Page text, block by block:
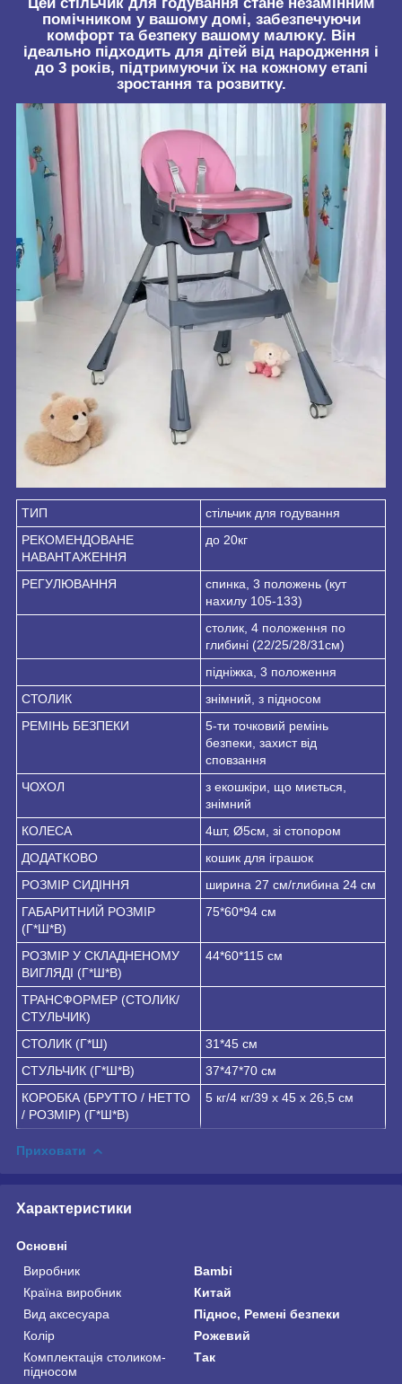
Цей стільчик для годування стане незамінним
помічником у вашому домі, забезпечуючи
комфорт та безпеку вашому малюку. Він
ідеально підходить для дітей від народження і
до 3 років, підтримуючи їх на кожному етапі
зростання та розвитку.
ТИП
стільчик для годування
РЕКОМЕНДОВАНЕ
НАВАНТАЖЕННЯ
до 20кг
РЕГУЛЮВАННЯ
спинка, 3 положень (кут
нахилу 105-133)
столик, 4 положення по
глибині (22/25/28/31см)
підніжка, 3 положення
СТОЛИК
знімний, з підносом
РЕМІНЬ БЕЗПЕКИ
5-ти точковий ремінь
безпеки, захист від
сповзання
ЧОХОЛ
з екошкіри, що миється,
знімний
КОЛЕСА
4шт, Ø5см, зі стопором
ДОДАТКОВО
кошик для іграшок
РОЗМІР СИДІННЯ
ширина 27 см/глибина 24 см
ГАБАРИТНИЙ РОЗМІР
(Г*Ш*В)
75*60*94 см
РОЗМІР У СКЛАДНЕНОМУ
ВИГЛЯДІ (Г*Ш*В)
44*60*115 см
ТРАНСФОРМЕР (СТОЛИК/
СТУЛЬЧИК)
СТОЛИК (Г*Ш)
31*45 см
СТУЛЬЧИК (Г*Ш*В)
37*47*70 см
КОРОБКА (БРУТТО / НЕТТО
/ РОЗМІР) (Г*Ш*В)
5 кг/4 кг/39 х 45 х 26,5 см
Приховати
Характеристики
Основні
Виробник
Bambi
Країна виробник
Китай
Вид аксесуара
Піднос, Ремені безпеки
Колір
Рожевий
Комплектація столиком-
підносом
Так